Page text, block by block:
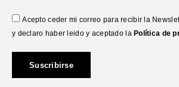
Acepto ceder mi correo para recibir la
y declaro haber leido y aceptado la Política de
Suscribirse